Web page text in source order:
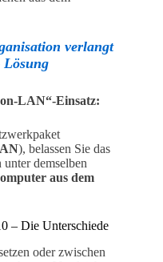
verlangt
Lösung
LAN“-Einsatz:
), belassen Sie das
demselben
aus dem
– Die Unterschiede
oder zwischen